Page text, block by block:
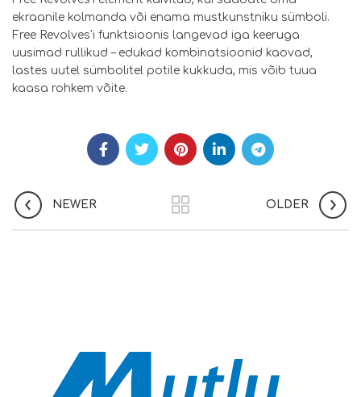
ekraanile kolmanda või enama mustkunstniku sümboli.
Free Revolves'i funktsioonis langevad iga keeruga
uusimad rullikud – edukad kombinatsioonid kaovad,
lastes uutel sümbolitel potile kukkuda, mis võib tuua
kaasa rohkem võite.
NEWER OLDER